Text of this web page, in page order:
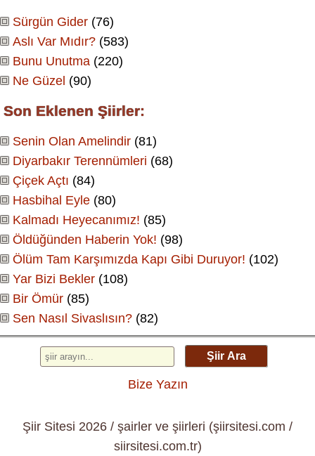
Sürgün Gider (76)
Aslı Var Mıdır? (583)
Bunu Unutma (220)
Ne Güzel (90)
Son Eklenen Şiirler:
Senin Olan Amelindir (81)
Diyarbakır Terennümleri (68)
Çiçek Açtı (84)
Hasbihal Eyle (80)
Kalmadı Heyecanımız! (85)
Öldüğünden Haberin Yok! (98)
Ölüm Tam Karşımızda Kapı Gibi Duruyor! (102)
Yar Bizi Bekler (108)
Bir Ömür (85)
Sen Nasıl Sivaslısın? (82)
Şiir Ara
Bize Yazın
Şiir Sitesi 2026 / şairler ve şiirleri (şiirsitesi.com /
siirsitesi.com.tr)